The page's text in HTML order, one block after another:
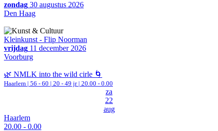
zondag 30 augustus 2026
Den Haag
Kleinkunst - Flip Noorman
vrijdag 11 december 2026
Voorburg
🌿 NMLK into the wild cirle 🌀
Haarlem | 56 - 60 | 20 - 49 jr | 20.00 - 0.00
za
22
aug
Haarlem
20.00 - 0.00